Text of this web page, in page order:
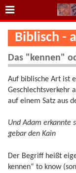
Biblisch -
Das "kennen"
Auf biblische Art ist
Geschlechtsverkehr
auf einem Satz aus
Und Adam erkannte
gebar den Kain
Der Begriff heißt
kennen“ to know